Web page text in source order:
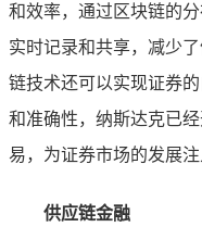
和效率，通过区块链的
实时记录和共享，减少
链技术还可以实现证券
和准确性，纳斯达克已
易，为证券市场的发展注
供应链金融